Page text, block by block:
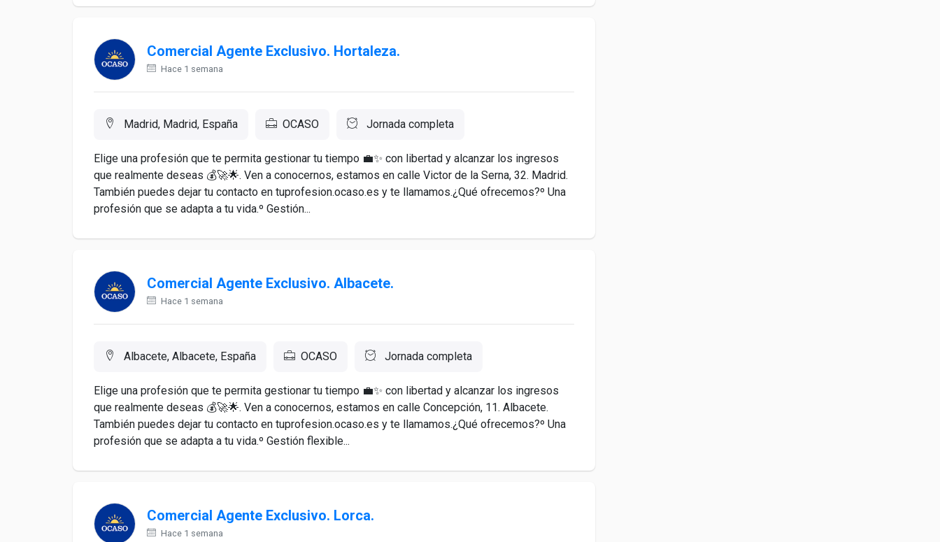
Comercial Agente Exclusivo. Hortaleza.
Hace 1 semana
Madrid, Madrid, España OCASO Jornada completa
Elige una profesión que te permita gestionar tu tiempo 💼✨ con libertad y alcanzar los ingresos
que realmente deseas 💰🚀🌟. Ven a conocernos, estamos en calle Victor de la Serna, 32. Madrid.
También puedes dejar tu contacto en tuprofesion.ocaso.es y te llamamos.¿Qué ofrecemos?º Una
profesión que se adapta a tu vida.º Gestión...
Comercial Agente Exclusivo. Albacete.
Hace 1 semana
Albacete, Albacete, España OCASO Jornada completa
Elige una profesión que te permita gestionar tu tiempo 💼✨ con libertad y alcanzar los ingresos
que realmente deseas 💰🚀🌟. Ven a conocernos, estamos en calle Concepción, 11. Albacete.
También puedes dejar tu contacto en tuprofesion.ocaso.es y te llamamos.¿Qué ofrecemos?º Una
profesión que se adapta a tu vida.º Gestión flexible...
Comercial Agente Exclusivo. Lorca.
Hace 1 semana